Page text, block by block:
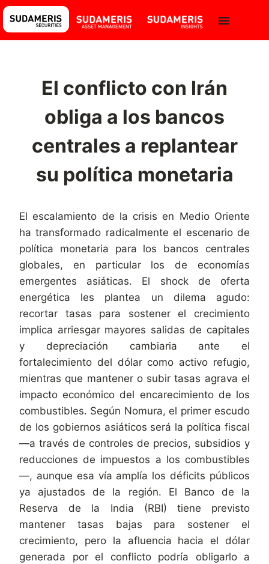
El conflicto con Irán
obliga a los bancos
centrales a replantear
su política monetaria
El escalamiento de la crisis en Medio Oriente
ha transformado radicalmente el escenario de
política monetaria para los bancos centrales
globales, en particular los de economías
emergentes asiáticas. El shock de oferta
energética les plantea un dilema agudo:
recortar tasas para sostener el crecimiento
implica arriesgar mayores salidas de capitales
y depreciación cambiaria ante el
fortalecimiento del dólar como activo refugio,
mientras que mantener o subir tasas agrava el
impacto económico del encarecimiento de los
combustibles. Según Nomura, el primer escudo
de los gobiernos asiáticos será la política fiscal
—a través de controles de precios, subsidios y
reducciones de impuestos a los combustibles
—, aunque esa vía amplía los déficits públicos
ya ajustados de la región. El Banco de la
Reserva de la India (RBI) tiene previsto
mantener tasas bajas para sostener el
crecimiento, pero la afluencia hacia el dólar
generada por el conflicto podría obligarlo a